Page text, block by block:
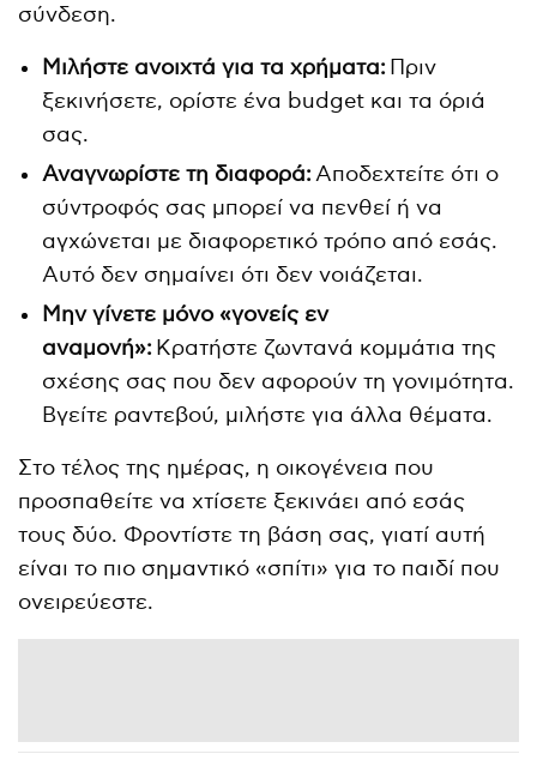
σύνδεση.
Μιλήστε ανοιχτά για τα χρήματα: Πριν
ξεκινήσετε, ορίστε ένα budget και τα όριά
σας.
Αναγνωρίστε τη διαφορά:Αποδεχτείτε ότι ο
σύντροφός σας μπορεί να πενθεί ή να
αγχώνεται με διαφορετικό τρόπο από εσάς.
Αυτό δεν σημαίνει ότι δεν νοιάζεται.
Μην γίνετε μόνο «γονείς εν
αναμονή»: Κρατήστε ζωντανά κομμάτια της
σχέσης σας που δεν αφορούν τη γονιμότητα.
Βγείτε ραντεβού, μιλήστε για άλλα θέματα.
Στο τέλος της ημέρας, η οικογένεια που
προσπαθείτε να χτίσετε ξεκινάει από εσάς
τους δύο. Φροντίστε τη βάση σας, γιατί αυτή
είναι το πιο σημαντικό «σπίτι» για το παιδί που
ονειρεύεστε.